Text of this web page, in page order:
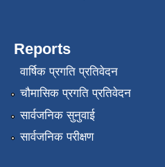
Reports
वार्षिक प्रगति प्रतिवेदन
चौमासिक प्रगति प्रतिवेदन
सार्वजनिक सुनुवाई
सार्वजनिक परीक्षण